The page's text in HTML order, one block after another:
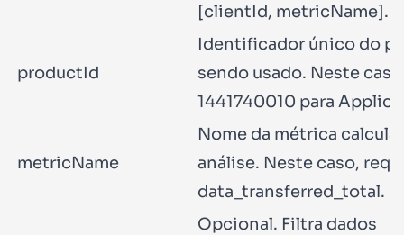
[clientId, metricName].
productId
Identificador único do
sendo usado. Neste
1441740010 para
metricName
Nome da métrica
análise. Neste caso,
data_transferred_total.
Opcional. Filtra dados